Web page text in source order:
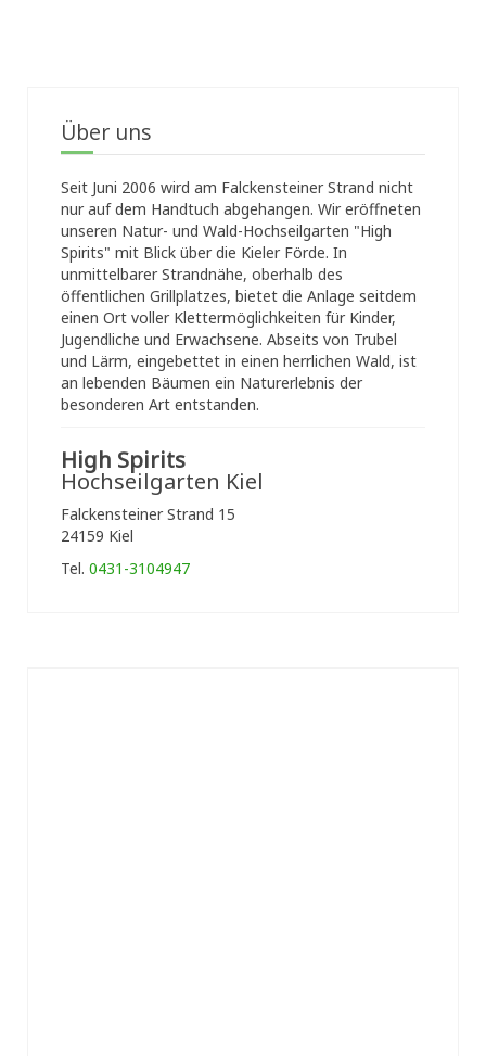
Über uns
Seit Juni 2006 wird am Falckensteiner Strand nicht
nur auf dem Handtuch abgehangen. Wir eröffneten
unseren Natur- und Wald-Hochseilgarten "High
Spirits" mit Blick über die Kieler Förde. In
unmittelbarer Strandnähe, oberhalb des
öffentlichen Grillplatzes, bietet die Anlage seitdem
einen Ort voller Klettermöglichkeiten für Kinder,
Jugendliche und Erwachsene. Abseits von Trubel
und Lärm, eingebettet in einen herrlichen Wald, ist
an lebenden Bäumen ein Naturerlebnis der
besonderen Art entstanden.
High Spirits
Hochseilgarten Kiel
Falckensteiner Strand 15
24159 Kiel
Tel. 0431-3104947